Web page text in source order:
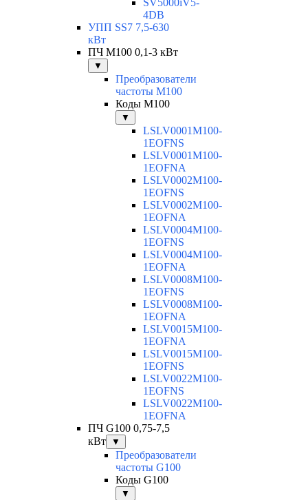
SV5000iV5-
4DB
УПП SS7 7,5-630
кВт
ПЧ M100 0,1-3 кВт
▼
Преобразователи
частоты M100
Коды M100
▼
LSLV0001M100-
1EOFNS
LSLV0001M100-
1EOFNA
LSLV0002M100-
1EOFNS
LSLV0002M100-
1EOFNA
LSLV0004M100-
1EOFNS
LSLV0004M100-
1EOFNA
LSLV0008M100-
1EOFNS
LSLV0008M100-
1EOFNA
LSLV0015M100-
1EOFNA
LSLV0015M100-
1EOFNS
LSLV0022M100-
1EOFNS
LSLV0022M100-
1EOFNA
ПЧ G100 0,75-7,5
кВт
▼
Преобразователи
частоты G100
Коды G100
▼